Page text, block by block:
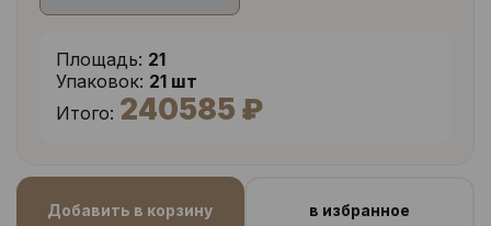
Площадь: 21
Упаковок: 21 шт
Итого: 240585 ₽
Добавить в корзину в избранное